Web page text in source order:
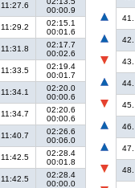
11:27.6
00:00.9
11:29.2
02:15.1
00:01.6
11:31.8
02:17.7
00:02.6
11:33.5
02:19.4
00:01.7
11:34.1
02:20.0
00:00.6
11:34.7
02:20.6
00:00.6
11:40.7
02:26.6
00:06.0
11:42.5
02:28.4
00:01.8
11:42.5
02:28.4
00:00.0
41.
42.
43.
44.
45.
46.
47.
48.